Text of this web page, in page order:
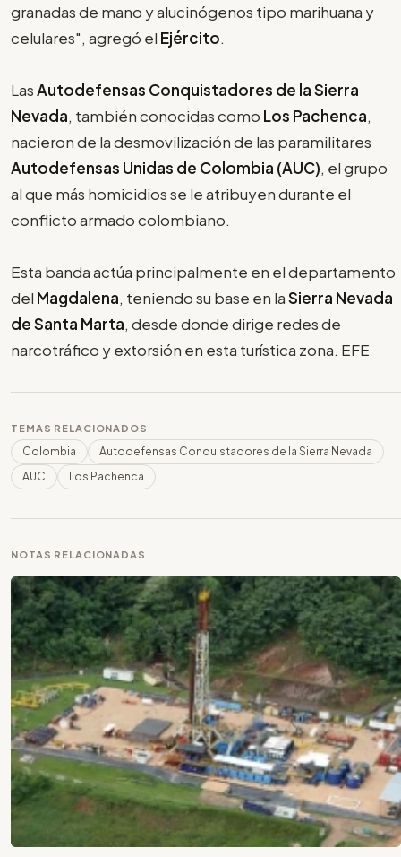
granadas de mano y alucinógenos tipo marihuana y
celulares", agregó el Ejército.
LasAutodefensas Conquistadores de la Sierra
Nevada, también conocidas como Los Pachenca,
nacieron de la desmovilización de las paramilitares
Autodefensas Unidas de Colombia (AUC), el grupo
al que más homicidios se le atribuyen durante el
conflicto armado colombiano.
Esta banda actúa principalmente en el departamento
del Magdalena, teniendo su base en laSierra Nevada
de Santa Marta, desde donde dirige redes de
narcotráfico y extorsión en esta turística zona. EFE
TEMAS RELACIONADOS
Colombia
Autodefensas Conquistadores de la Sierra Nevada
AUC
Los Pachenca
NOTAS RELACIONADAS